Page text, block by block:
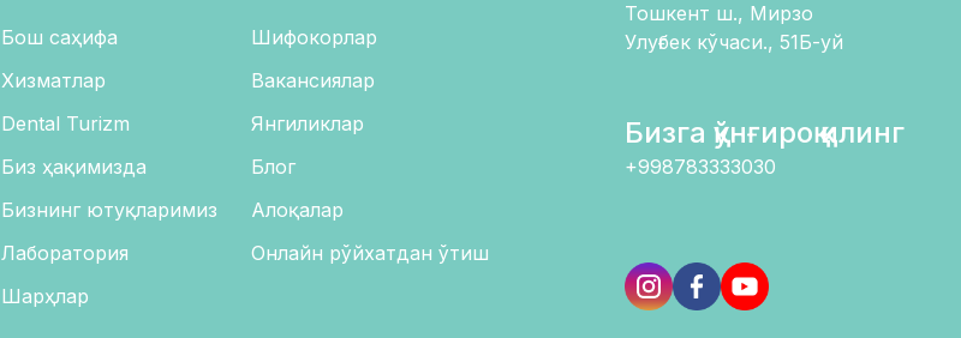
Бош саҳифа
Хизматлар
Dental Turizm
Биз ҳақимизда
Бизнинг ютуқларимиз
Лаборатория
Шарҳлар
Шифокорлар
Вакансиялар
Янгиликлар
Блог
Алоқалар
Онлайн рўйхатдан ўтиш
Тошкент ш., Мирзо
Улуғбек кўчаси., 51Б-уй
Бизга қўнғироқ қилинг
+998783333030